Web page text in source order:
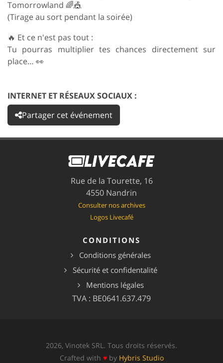
Tomorrowland 🌈🎪
(Tirage au sort pendant la soirée)
🔥 Et ce n'est pas tout :
Tu pourras multiplier tes chances directement sur
place… 👀
INTERNET ET RÉSEAUX SOCIAUX :
Partager cet événement
Rue de la Tourette, 16
4550 Nandrin
Consulter nos archives
Logos Livecafé
CONDITIONS
Conditions générales
Sécurité et confidentalité
Mentions légales
TVA : BE0641.637.479
2026, Vinotek SRL. Tous droits réservés.
Crafted with ♥by Hybris Studio